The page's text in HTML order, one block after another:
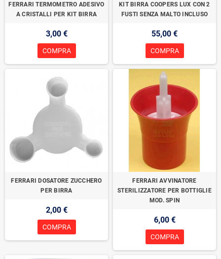
FERRARI TERMOMETRO ADESIVO
A CRISTALLI PER KIT BIRRA
3,00 €
COMPRA
KIT BIRRA COOPERS LUX CON 2
FUSTI SENZA MALTO INCLUSO
55,00 €
COMPRA
FERRARI DOSATORE ZUCCHERO
PER BIRRA
2,00 €
COMPRA
FERRARI AVVINATORE
STERILIZZATORE PER BOTTIGLIE
MOD. SPIN
6,00 €
COMPRA